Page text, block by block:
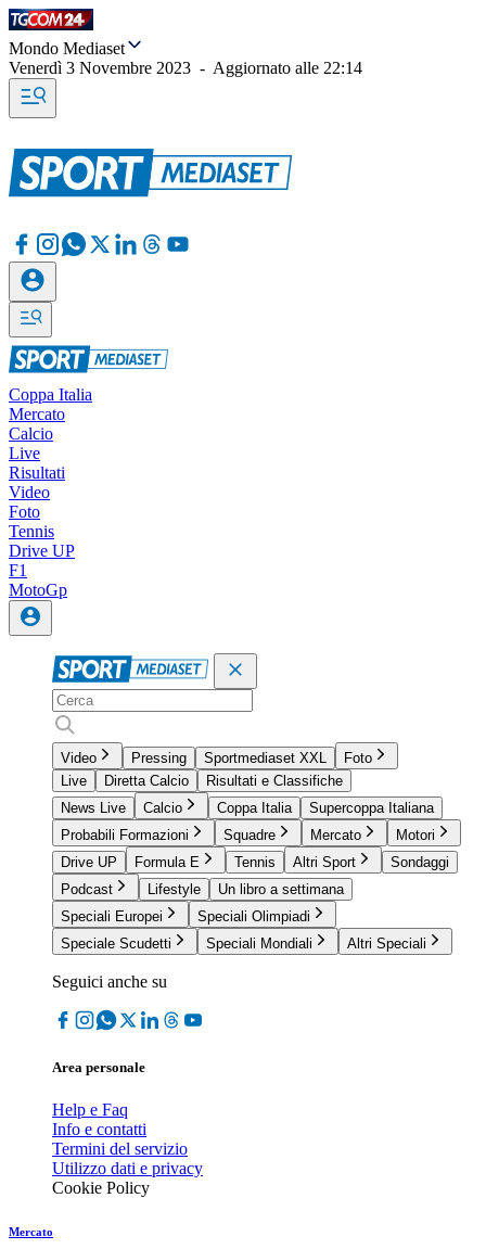
Mondo Mediaset
Venerdì 3 Novembre 2023 - Aggiornato alle 22:14
Coppa Italia
Mercato
Calcio
Live
Risultati
Video
Foto
Tennis
Drive UP
F1
MotoGp
Video Pressing Sportmediaset XXL
Foto
Live
Diretta Calcio
Risultati e Classifiche
News Live
Calcio Coppa Italia
Supercoppa Italiana
Probabili Formazioni
Squadre Mercato
Motori
Drive UP
Formula E Tennis Altri Sport
Sondaggi
Podcast
Lifestyle
Un libro a settimana
Speciali Europei
Speciali Olimpiadi
Speciale Scudetti
Speciali Mondiali Altri Speciali
Seguici anche su
Area personale
Help e Faq
Info e contatti
Termini del servizio
Utilizzo dati e privacy
Cookie Policy
Mercato